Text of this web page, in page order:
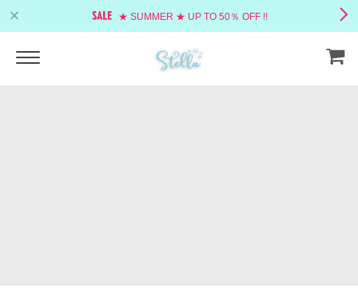
★ SUMMER ★ UP TO 50％ OFF !!